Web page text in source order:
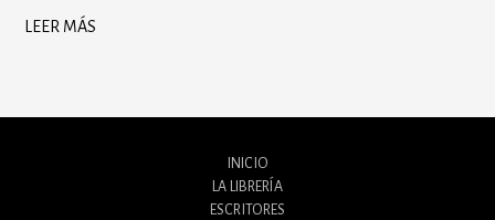
LEER MÁS
INICIO
LA LIBRERÍA
ESCRITORES